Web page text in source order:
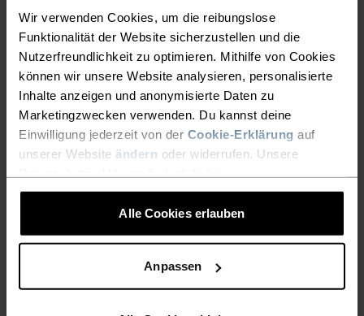
Wir verwenden Cookies, um die reibungslose
Funktionalität der Website sicherzustellen und die
Nutzerfreundlichkeit zu optimieren. Mithilfe von Cookies
können wir unsere Website analysieren, personalisierte
Inhalte anzeigen und anonymisierte Daten zu
Marketingzwecken verwenden. Du kannst deine
Einwilligung jederzeit von der Cookie-Erklärung auf
unserer Website ändern oder widerrufen. Unsere
Alle Cookies erlauben
Anpassen